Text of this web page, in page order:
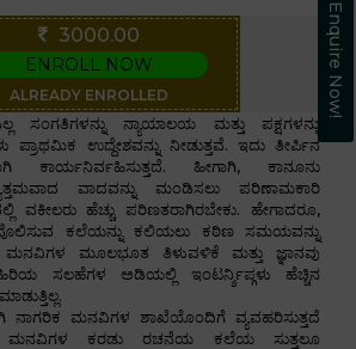
Enquire Now!
3000.00
ENROLL NOW
ALREADY ENROLLED
ಸಂಗತಿಗಳನ್ನು ನ್ಯಾಯಾಲಯ ಮತ್ತು ಪಕ್ಷಗಳನ್ನು
ಉದ್ದೇಶವನ್ನು ನೀಡುತ್ತವೆ. ಇದು ತೀರ್ಪಿನ
ಕಾರ್ಯನಿರ್ವಹಿಸುತ್ತದೆ. ಹೀಗಾಗಿ, ಕಾನೂನು
ವಾದವನ್ನು ಮಂಡಿಸಲು ಪರಿಣಾಮಕಾರಿ
ವಕೀಲರು ಹೆಚ್ಚು ಪರಿಣತರಾಗಿರಬೇಕು. ಹೇಗಾದರೂ,
ಕಲೆಯನ್ನು ಕಲಿಯಲು ಕಠಿಣ ಸಮಯವನ್ನು
ಮನವಿಗಳ ಮೂಲಭೂತ ತಿಳುವಳಿಕೆ ಮತ್ತು ಜ್ಞಾನವು
ಸಲಹೆಗಳ ಅಡಿಯಲ್ಲಿ ಇಂಟರ್ನ್ಶಿಪ್ಗಳು ಹೆಚ್ಚಿನ
ನಾಗರಿಕ ಮನವಿಗಳ ಶಾಖೆಯೊಂದಿಗೆ ವ್ಯವಹರಿಸುತ್ತದೆ
ಮನವಿಗಳ ಕರಡು ರಚನೆಯ ಕಲೆಯ ಸುತ್ತಲೂ